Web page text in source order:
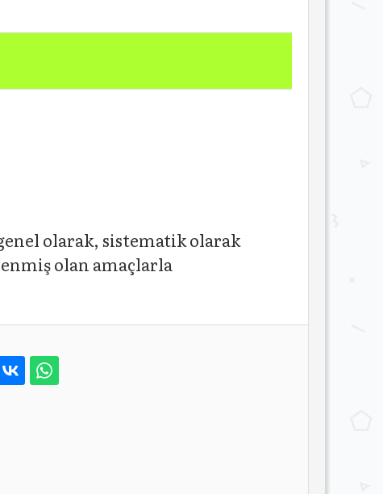
olarak, sistematik olarak
olan amaçlarla